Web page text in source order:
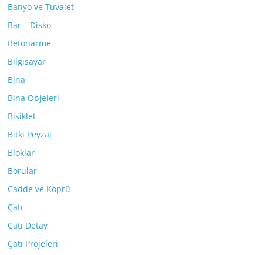
Banyo ve Tuvalet
Bar – Disko
Betonarme
Bilgisayar
Bina
Bina Objeleri
Bisiklet
Bitki Peyzaj
Bloklar
Borular
Cadde ve Köprü
Çatı
Çatı Detay
Çatı Projeleri